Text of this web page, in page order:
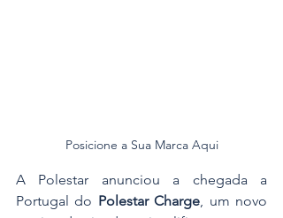
Posicione a Sua Marca Aqui
A Polestar anunciou a chegada a
Portugal do Polestar Charge , um novo